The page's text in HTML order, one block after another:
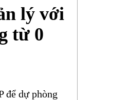
lý với
từ 0
để dự phòng